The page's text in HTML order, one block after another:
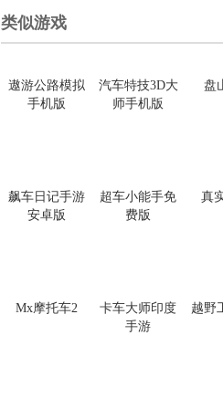
类似游戏
遨游公路模拟
手机版
汽车特技3D大
师手机版
盘
飙车日记手游
安卓版
超车小能手免
费版
真
Mx摩托车2
卡车大师印度
手游
越野